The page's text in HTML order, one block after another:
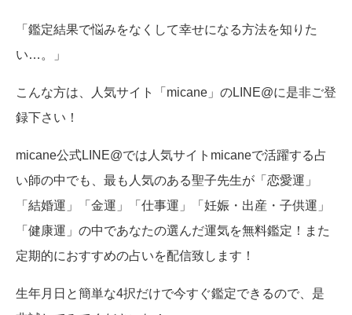
「鑑定結果で悩みをなくして幸せになる方法を知りた
い…。」
こんな方は、人気サイト「micane」のLINE@に是非ご登
録下さい！
micane公式LINE@では人気サイトmicaneで活躍する占
い師の中でも、最も人気のある聖子先生が「恋愛運」
「結婚運」「金運」「仕事運」「妊娠・出産・子供運」
「健康運」の中であなたの選んだ運気を無料鑑定！また
定期的におすすめの占いを配信致します！
生年月日と簡単な4択だけで今すぐ鑑定できるので、是